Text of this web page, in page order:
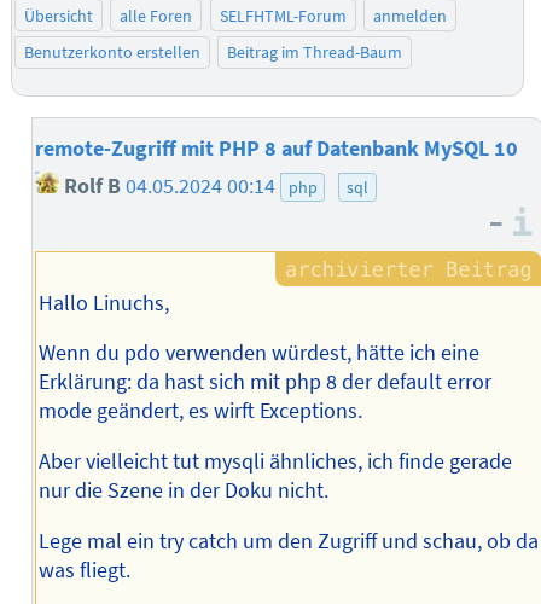
Übersicht alle Foren SELFHTML-Forum
anmelden
Benutzerkonto erstellen
Beitrag im Thread-Baum
remote-Zugriff mit PHP 8 auf Datenbank MySQL 10
Rolf B04.05.2024 00:14 php sql
–
Hallo Linuchs,
Wenn du pdo verwenden würdest, hätte ich eine
Erklärung: da hast sich mit php 8 der default error
mode geändert, es wirft Exceptions.
Aber vielleicht tut mysqli ähnliches, ich finde gerade
nur die Szene in der Doku nicht.
Lege mal ein try catch um den Zugriff und schau, ob da
was fliegt.